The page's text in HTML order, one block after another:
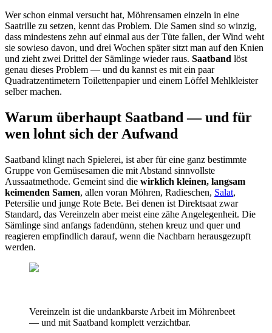
Wer schon einmal versucht hat, Möhrensamen einzeln in eine
Saatrille zu setzen, kennt das Problem. Die Samen sind so winzig,
dass mindestens zehn auf einmal aus der Tüte fallen, der Wind weht
sie sowieso davon, und drei Wochen später sitzt man auf den Knien
und zieht zwei Drittel der Sämlinge wieder raus. Saatband löst
genau dieses Problem — und du kannst es mit ein paar
Quadratzentimetern Toilettenpapier und einem Löffel Mehlkleister
selber machen.
Warum überhaupt Saatband — und für
wen lohnt sich der Aufwand
Saatband klingt nach Spielerei, ist aber für eine ganz bestimmte
Gruppe von Gemüsesamen die mit Abstand sinnvollste
Aussaatmethode. Gemeint sind die wirklich kleinen, langsam
keimenden Samen, allen voran Möhren, Radieschen, Salat,
Petersilie und junge Rote Bete. Bei denen ist Direktsaat zwar
Standard, das Vereinzeln aber meist eine zähe Angelegenheit. Die
Sämlinge sind anfangs fadendünn, stehen kreuz und quer und
reagieren empfindlich darauf, wenn die Nachbarn herausgezupft
werden.
Vereinzeln ist die undankbarste Arbeit im Möhrenbeet
— und mit Saatband komplett verzichtbar.